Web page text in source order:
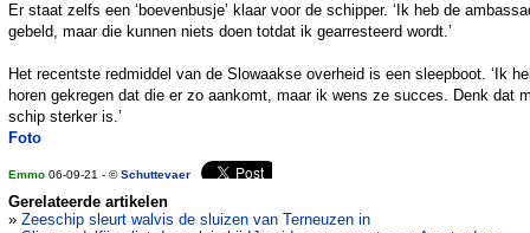
Er staat zelfs een ‘boevenbusje’ klaar voor de schipper. ‘Ik heb de
gebeld, maar die kunnen niets doen totdat ik gearresteerd wordt.’
Het recentste redmiddel van de Slowaakse overheid is een sleepboot. ‘Ik
horen gekregen dat die er zo aankomt, maar ik wens ze succes. Denk dat
schip sterker is.’
Foto
Emmo 06-09-21 - ©Schuttevaer
Gerelateerde artikelen
» Zeeschip sleurt walvis de sluizen van Terneuzen in